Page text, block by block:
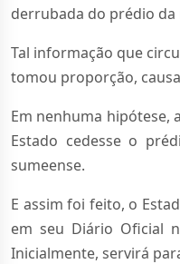
derrubada do prédio da
Tal informação que
tomou proporção,
Em nenhuma hipótese,
Estado cedesse o
sumeense.
E assim foi feito, o
em seu Diário Oficial
Inicialmente, servirá